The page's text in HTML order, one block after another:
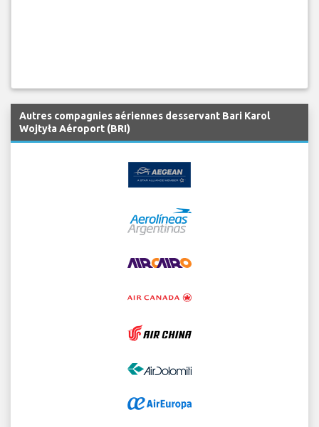
Autres compagnies aériennes desservant Bari Karol
Wojtyła Aéroport (BRI)